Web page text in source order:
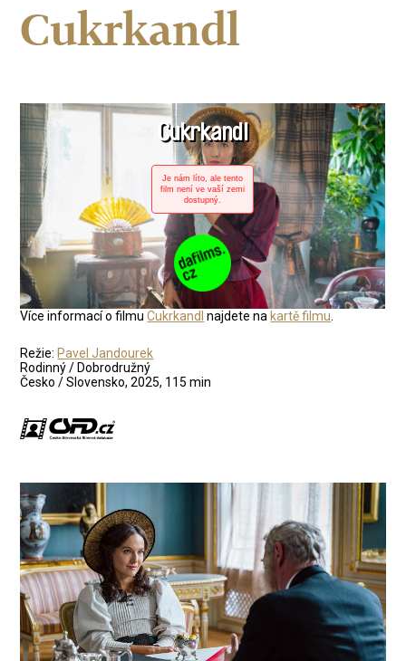
Cukrkandl
Více informací o filmuCukrkandl najdete na kartě filmu
Režie: Pavel Jandourek
Rodinný / Dobrodružný
Česko / Slovensko, 2025, 115 min